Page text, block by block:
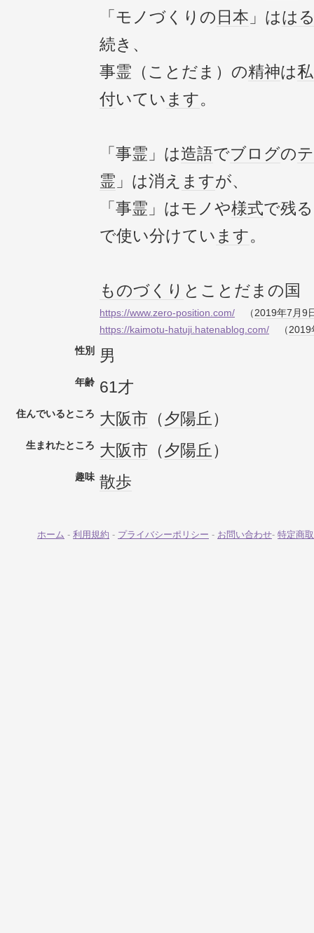
「モノづくりの 日本 」はは
続き、
事霊（ことだま）の精神は
付いてい ます。
「事霊」は造語でブログの
霊 」は消え ますが、
「事霊」はモノや様式で残
で使い分けてい ます。
ものづくり とことだまの国
https://www.zero-position.com/ （2019年7月9
https://kaimotu-hatuji.hatenablog.com/ （2019
性別
男
年齢 61才
住んでいるところ 大阪市 （夕陽丘）
生まれたところ 大阪市 （夕陽丘）
趣味 散歩
ホーム - 利用規約 - プライバシーポリシー - お問い合わせ- 特定商